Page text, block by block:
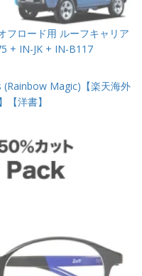
フロード用 ルーフキャリア
+ IN-JK + IN-B117
Magic)【楽天海外
【洋書】